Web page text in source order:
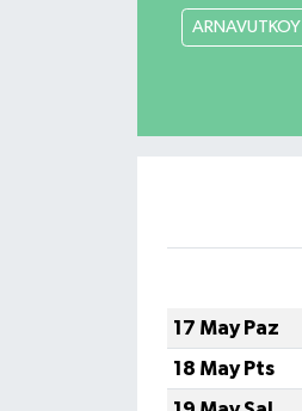
ARNAVUTKOY
17 May Paz
18 May Pts